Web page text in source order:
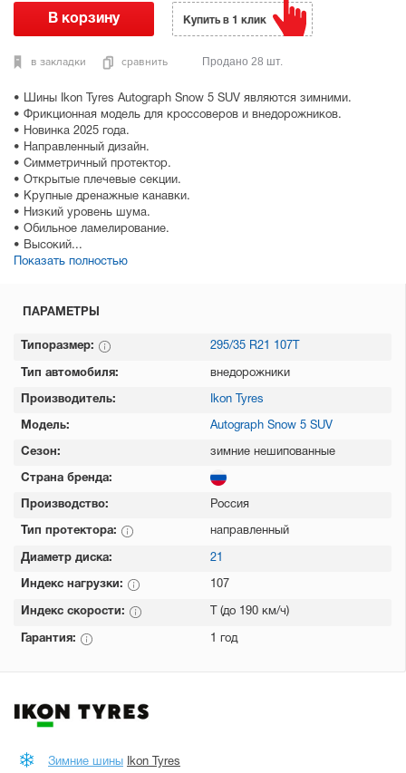
• Шины Ikon Tyres Autograph Snow 5 SUV являются зимними.
• Фрикционная модель для кроссоверов и внедорожников.
• Новинка 2025 года.
• Направленный дизайн.
• Симметричный протектор.
• Открытые плечевые секции.
• Крупные дренажные канавки.
• Низкий уровень шума.
• Обильное ламелирование.
• Высокий...
Показать полностью
в закладки сравнить
Купить в 1 клик
Продано 28 шт.
ПАРАМЕТРЫ
Типоразмер: 295/35 R21 107T
Тип автомобиля: внедорожники
Производитель: Ikon Tyres
Модель: Autograph Snow 5 SUV
Сезон: зимние нешипованные
Страна бренда:
Производство: Россия
Тип протектора: направленный
Диаметр диска: 21
Индекс нагрузки: 107
Индекс скорости: T (до 190 км/ч)
Гарантия: 1 год
Зимние шины Ikon Tyres